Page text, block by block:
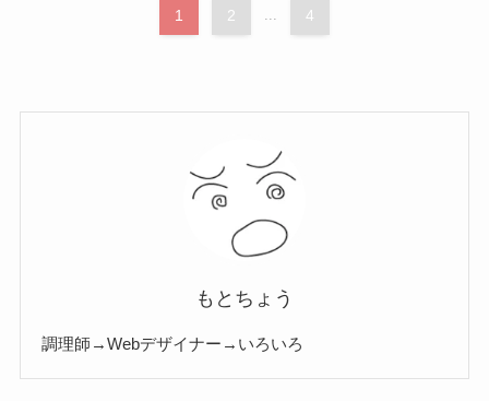
1 2 4
もとちょう
調理師→Webデザイナー→いろいろ